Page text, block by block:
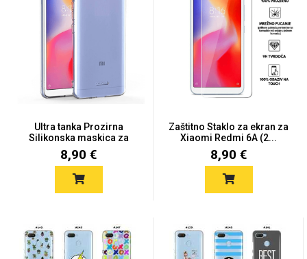
Ultra tanka Prozirna
Silikonska maskica za
Red...
8,90 €
Zaštitno Staklo za ekran za
Xiaomi Redmi 6A (2...
8,90 €
Sleng Feel Good
Životinjsko carstvo
Univerzalne futrole i
maskice
Preklopne maskice